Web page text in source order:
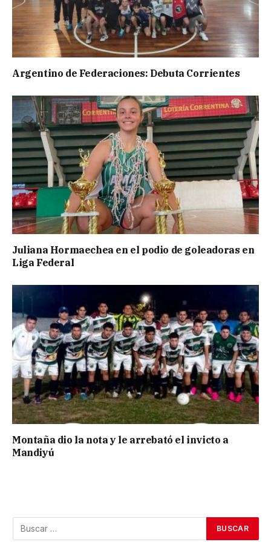
Argentino de Federaciones: Debuta Corrientes
Juliana Hormaechea en el podio de goleadoras en
Liga Federal
Montaña dio la nota y le arrebató el invicto a
Mandiyú